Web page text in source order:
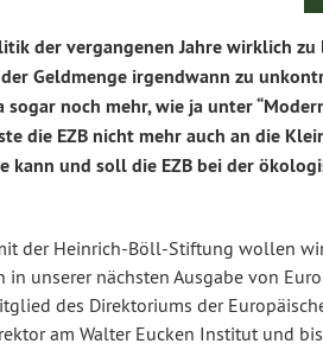
der vergangenen Jahre wirklich
Geldmenge irgendwann zu
noch mehr, wie ja unter
die EZB nicht mehr auch an die
kann und soll die EZB bei der
der Heinrich-Böll-Stiftung wollen
in unserer nächsten Ausgabe von
des Direktoriums der
am Walter Eucken Institut und